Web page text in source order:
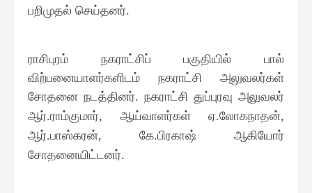
பறிமுதல் செய்தனர்.
ராசிபுரம் நகராட்சிப் பகுதியில் பால்
விற்பனையாளர்களிடம் நகராட்சி அலுவலர்கள்
சோதனை நடத்தினர். நகராட்சி துப்புரவு அலுவலர்
ஆர்.ராம்குமார், ஆய்வாளர்கள் ஏ.லோகநாதன்,
ஆர்.பாஸ்கரன், கே.பிரகாஷ் ஆகியோர்
சோதனையிட்டனர்.